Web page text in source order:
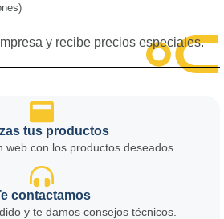
y recibe precios especiales.
tus productos
web con los productos deseados.
contactamos
y te damos consejos técnicos.